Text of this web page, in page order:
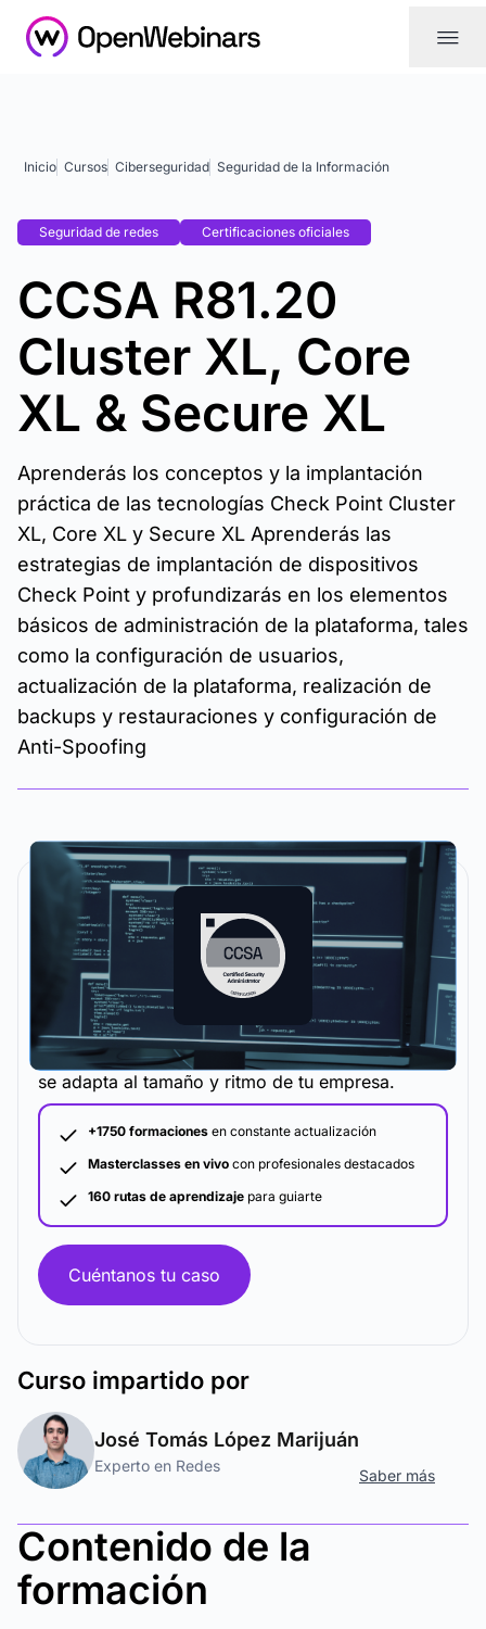
|||
Inicio Cursos Ciberseguridad Seguridad de la Información
Seguridad de redes Certificaciones oficiales
CCSA R81.20
Cluster XL, Core
XL & Secure XL
Aprenderás los conceptos y la implantación
práctica de las tecnologías Check Point Cluster
XL, Core XL y Secure XL Aprenderás las
estrategias de implantación de dispositivos
Check Point y profundizarás en los elementos
básicos de administración de la plataforma, tales
como la configuración de usuarios,
actualización de la plataforma, realización de
backups y restauraciones y configuración de
Anti-Spoofing
La metodología y plataforma de formación que
se adapta al tamaño y ritmo de tu empresa.
+1750 formaciones en constante actualización
Masterclasses en vivo con profesionales destacados
160 rutas de aprendizaje para guiarte
Cuéntanos tu caso
Curso impartido por
José Tomás López Marijuán
Experto en Redes
Saber más
Contenido de la
formación